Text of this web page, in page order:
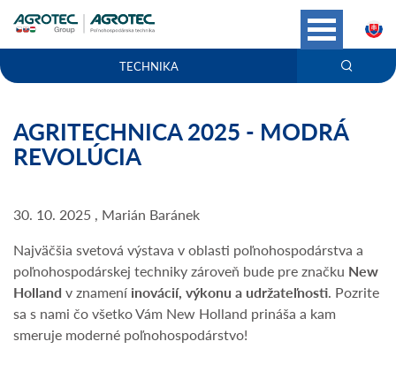
TECHNIKA
AGRITECHNICA 2025 - MODRÁ
REVOLÚCIA
30. 10. 2025 , Marián Baránek
Najväčšia svetová výstava v oblasti poľnohospodárstva a
poľnohospodárskej techniky zároveň bude pre značku New
Holland v znamení inovácií, výkonu a udržateľnosti. Pozrite
sa s nami čo všetko Vám New Holland prináša a kam
smeruje moderné poľnohospodárstvo!